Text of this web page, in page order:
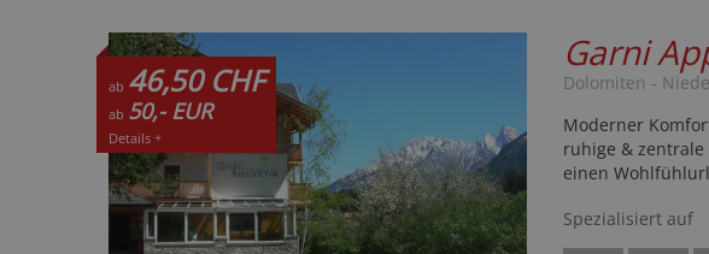
ab 46,50 CHF
ab 50,- EUR
Details +
Garni
Dolomiten -
Moderner
ruhige & zentrale
einen
Spezialisiert auf